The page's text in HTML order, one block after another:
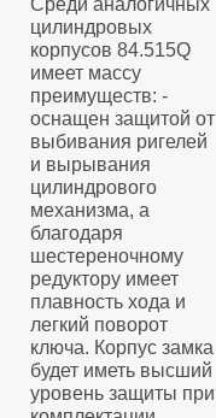
Среди аналогичных
цилиндровых
корпусов 84.515Q
имеет массу
преимуществ: -
оснащен защитой от
выбивания ригелей
и вырывания
цилиндрового
механизма, а
благодаря
шестереночному
редуктору имеет
плавность хода и
легкий поворот
ключа. Корпус замка
будет иметь высший
уровень защиты при